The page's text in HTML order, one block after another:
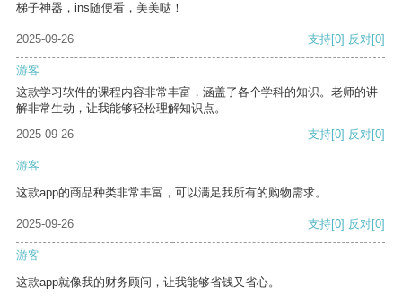
梯子神器，ins随便看，美美哒！
2025-09-26 支持[0] 反对[0]
游客
这款学习软件的课程内容非常丰富，涵盖了各个学科的知识。老师的讲
解非常生动，让我能够轻松理解知识点。
2025-09-26
支持[0] 反对[0]
游客
这款app的商品种类非常丰富，可以满足我所有的购物需求。
2025-09-26 支持[0] 反对[0]
游客
这款app就像我的财务顾问，让我能够省钱又省心。